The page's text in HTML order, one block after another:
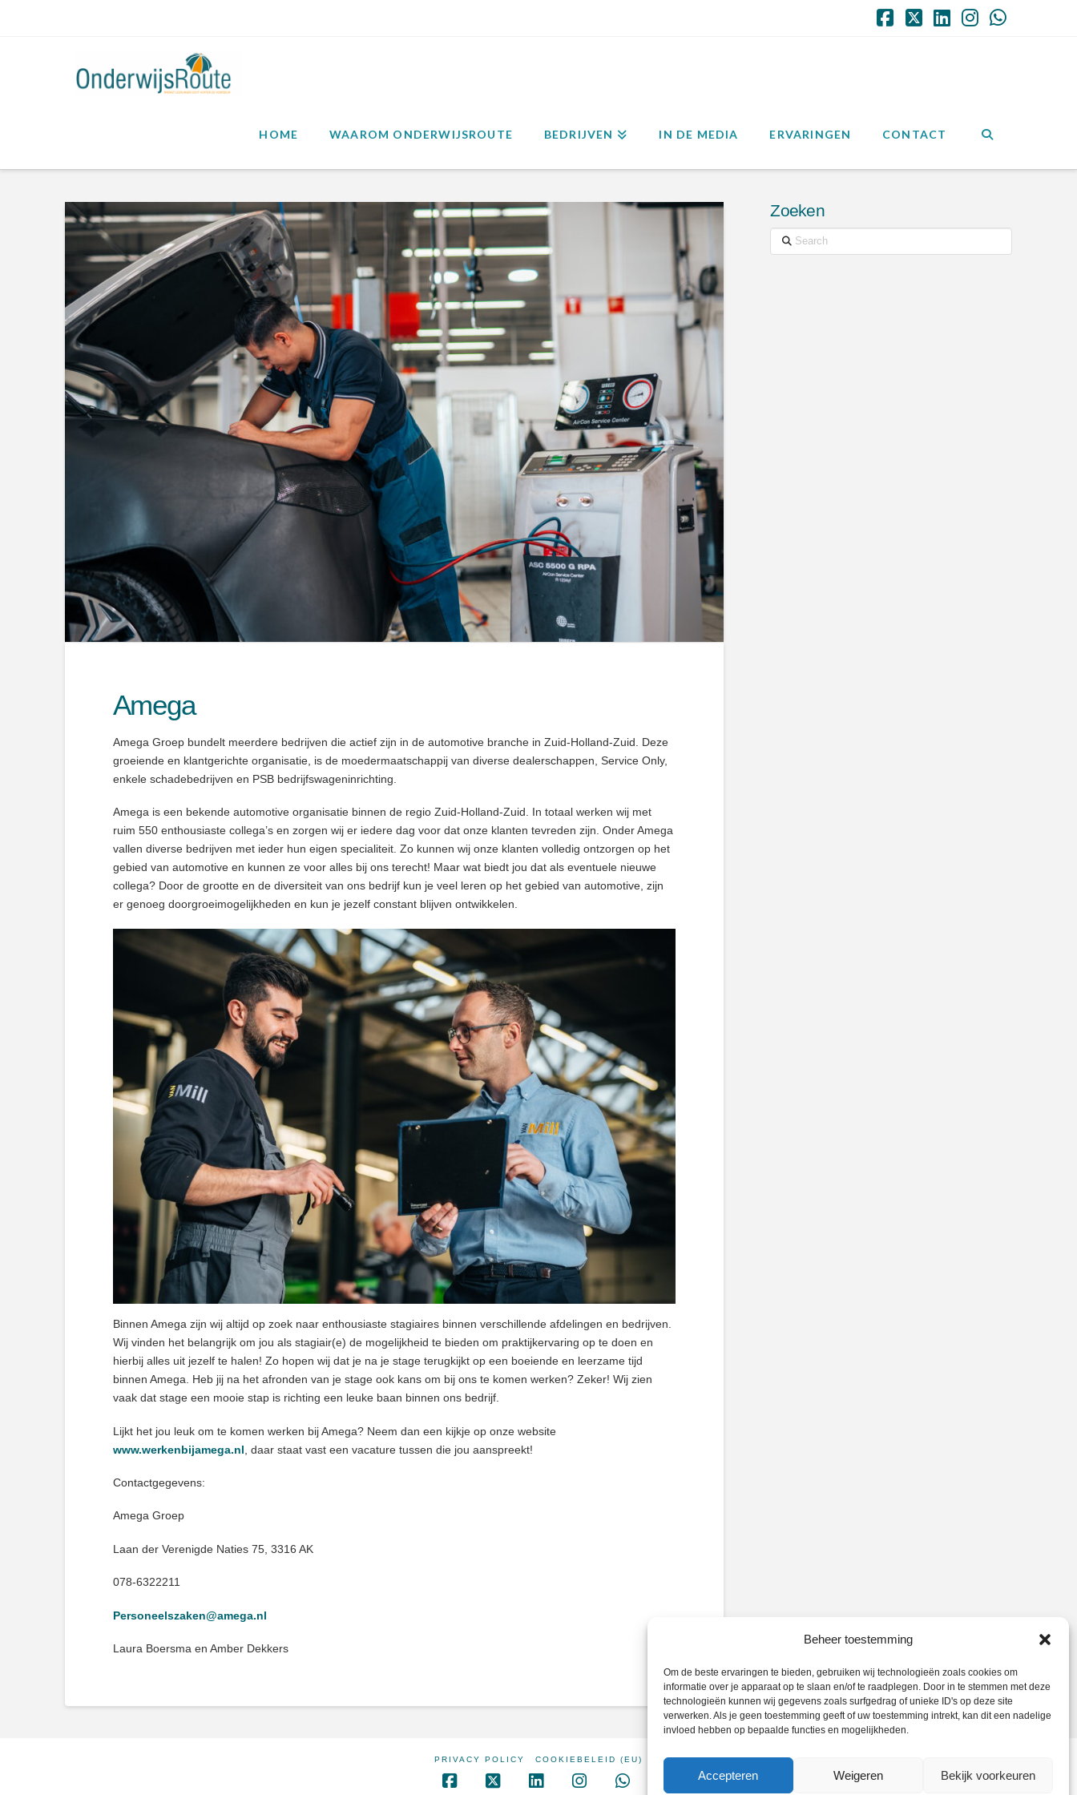
Beheer toestemming
Om de beste ervaringen te bieden, gebruiken wij technologieën zoals cookies om
informatie over je apparaat op te slaan en/of te raadplegen. Door in te stemmen met deze
technologieën kunnen wij gegevens zoals surfgedrag of unieke ID's op deze site
verwerken. Als je geen toestemming geeft of uw toestemming intrekt, kan dit een nadelige
invloed hebben op bepaalde functies en mogelijkheden.
Accepteren Weigeren Bekijk voorkeuren
HOME WAAROM ONDERWIJSROUTE BEDRIJVEN IN DE MEDIA ERVARINGEN CONTACT
Amega
Amega Groep bundelt meerdere bedrijven die actief zijn in de automotive branche in Zuid-Holland-Zuid. Deze
groeiende en klantgerichte organisatie, is de moedermaatschappij van diverse dealerschappen, Service Only,
enkele schadebedrijven en PSB bedrijfswageninrichting.
Amega is een bekende automotive organisatie binnen de regio Zuid-Holland-Zuid. In totaal werken wij met
ruim 550 enthousiaste collega’s en zorgen wij er iedere dag voor dat onze klanten tevreden zijn. Onder Amega
vallen diverse bedrijven met ieder hun eigen specialiteit. Zo kunnen wij onze klanten volledig ontzorgen op het
gebied van automotive en kunnen ze voor alles bij ons terecht! Maar wat biedt jou dat als eventuele nieuwe
collega? Door de grootte en de diversiteit van ons bedrijf kun je veel leren op het gebied van automotive, zijn
er genoeg doorgroeimogelijkheden en kun je jezelf constant blijven ontwikkelen.
Binnen Amega zijn wij altijd op zoek naar enthousiaste stagiaires binnen verschillende afdelingen en bedrijven.
Wij vinden het belangrijk om jou als stagiair(e) de mogelijkheid te bieden om praktijkervaring op te doen en
hierbij alles uit jezelf te halen! Zo hopen wij dat je na je stage terugkijkt op een boeiende en leerzame tijd
binnen Amega. Heb jij na het afronden van je stage ook kans om bij ons te komen werken? Zeker! Wij zien
vaak dat stage een mooie stap is richting een leuke baan binnen ons bedrijf.
Lijkt het jou leuk om te komen werken bij Amega? Neem dan een kijkje op onze website
www.werkenbijamega.nl , daar staat vast een vacature tussen die jou aanspreekt!
Contactgegevens:
Amega Groep
Laan der Verenigde Naties 75, 3316 AK
078-6322211
Personeelszaken@amega.nl
Laura Boersma en Amber Dekkers
Zoeken
Search
PRIVACY POLICY COOKIEBELEID (EU)